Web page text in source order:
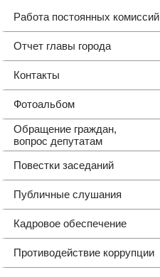
Работа постоянных комиссий
Отчет главы города
Контакты
Фотоальбом
Обращение граждан,
вопрос депутатам
Повестки заседаний
Публичные слушания
Кадровое обеспечение
Противодействие коррупции